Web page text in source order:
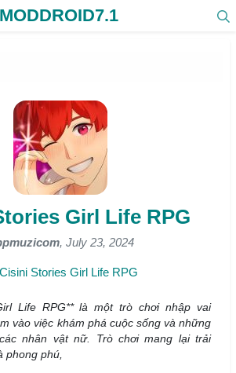
MODDROID7.1
Girl Life RPG
, July 23, 2024
Cisini Stories Girl Life RPG
Life RPG** là một trò chơi nhập vai
vào việc khám phá cuộc sống và những
nhân vật nữ. Trò chơi mang lại trải
phong phú,